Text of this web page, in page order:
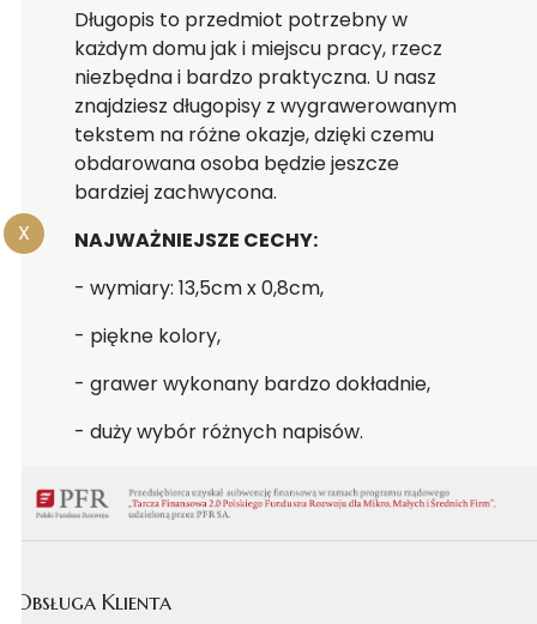
X
Długopis to przedmiot potrzebny w
każdym domu jak i miejscu pracy, rzecz
niezbędna i bardzo praktyczna. U nasz
znajdziesz długopisy z wygrawerowanym
tekstem na różne okazje, dzięki czemu
obdarowana osoba będzie jeszcze
bardziej zachwycona.
NAJWAŻNIEJSZE CECHY:
- wymiary: 13,5cm x 0,8cm,
- piękne kolory,
- grawer wykonany bardzo dokładnie,
- duży wybór różnych napisów.
Obsługa Klienta